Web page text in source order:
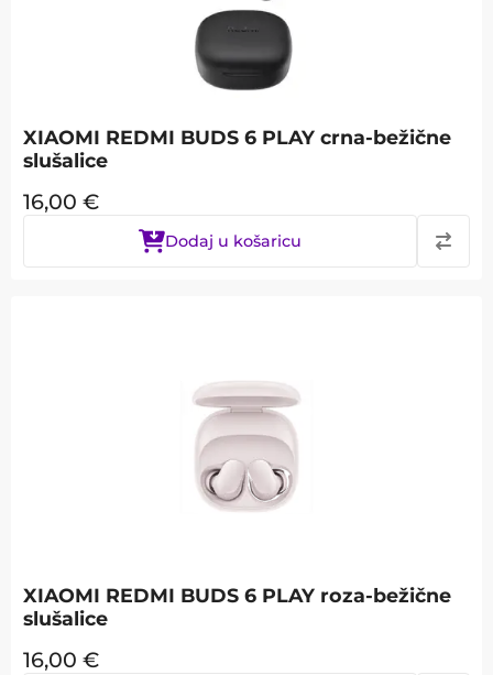
XIAOMI REDMI BUDS 6 PLAY crna-bežične
slušalice
16,00 €
Dodaj u košaricu
XIAOMI REDMI BUDS 6 PLAY roza-bežične
slušalice
16,00 €